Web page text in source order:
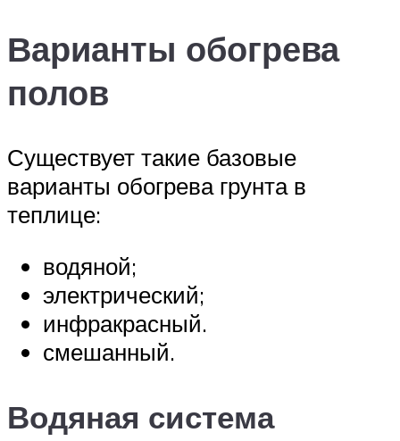
Варианты обогрева
полов
Существует такие базовые
варианты обогрева грунта в
теплице:
водяной;
электрический;
инфракрасный.
смешанный.
Водяная система